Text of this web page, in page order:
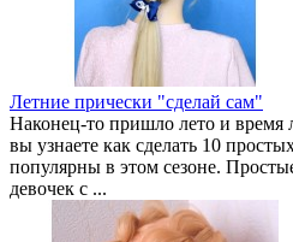
Летние прически "сделай сам"
Наконец-то пришло лето и время
вы узнаете как сделать 10
популярны в этом сезоне.
девочек с ...